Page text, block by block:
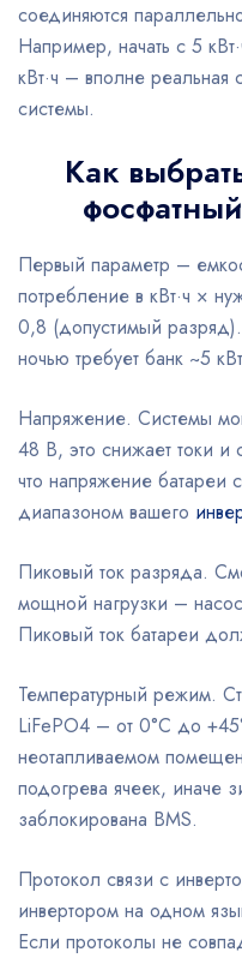
соединяются
Например, начать с 5
кВт·ч – вполне реальная
системы.
Как
Первый параметр –
потребление в кВт·ч ×
0,8 (допустимый
ночью требует банк ~5
Напряжение. Системы
48 В, это снижает токи и
что напряжение батареи
диапазоном вашего
Пиковый ток разряда.
мощной нагрузки –
Пиковый ток батареи
Температурный режим.
LiFePO4 – от 0°C до
неотапливаемом
подогрева ячеек, иначе
заблокирована BMS.
Протокол связи с
инвертором на одном
Если протоколы не